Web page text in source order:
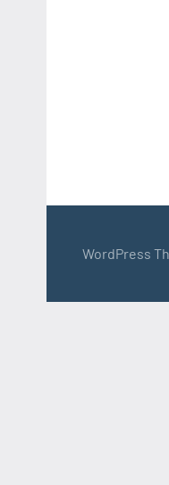
WordPress